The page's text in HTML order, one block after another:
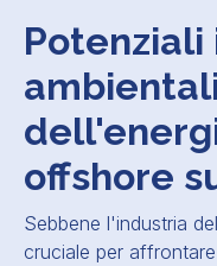
offshore
Sebbene l'industria
cruciale per